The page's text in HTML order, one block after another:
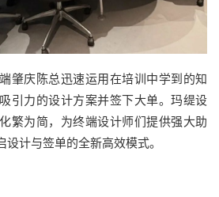
肇庆陈总迅速运用在培训中学到的知
引力的设计方案并签下大单。玛缇设
繁为简，为终端设计师们提供强大助
计与签单的全新高效模式。